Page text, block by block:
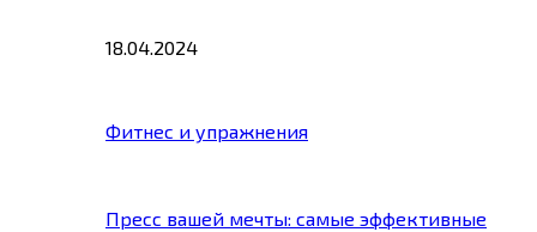
18.04.2024
Фитнес и упражнения
Пресс вашей мечты: самые эффективные